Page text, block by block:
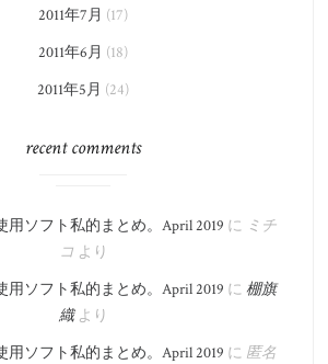
2011年7月 (17)
2011年6月 (18)
2011年5月 (24)
recent comments
用ソフト私的まとめ。​April 2019 に ミチ
コ より
用ソフト私的まとめ。​April 2019 に 棚旗
織より
用ソフト私的まとめ。​April 2019 に 匿名